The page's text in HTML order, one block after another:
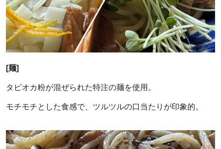
[麺]
タピオカ粉が混ぜられた特注の麺を使用。
モチモチとした食感で、ツルツルの口当たりが印象的。